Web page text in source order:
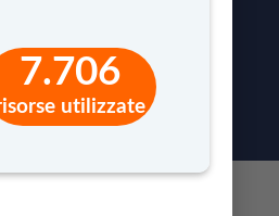
7.706
utilizzate
ALL’ALTRO.